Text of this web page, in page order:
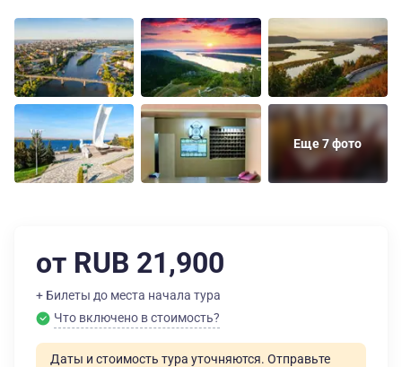
Еще 7 фото
от RUB 21,900
+ Билеты до места начала тура
Что включено в стоимость?
Даты и стоимость тура уточняются. Отправьте